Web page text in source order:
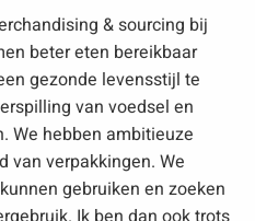
& sourcing bij
beter eten bereikbaar
gezonde levensstijl te
van voedsel en
We hebben ambitieuze
van verpakkingen. We
gebruiken en zoeken